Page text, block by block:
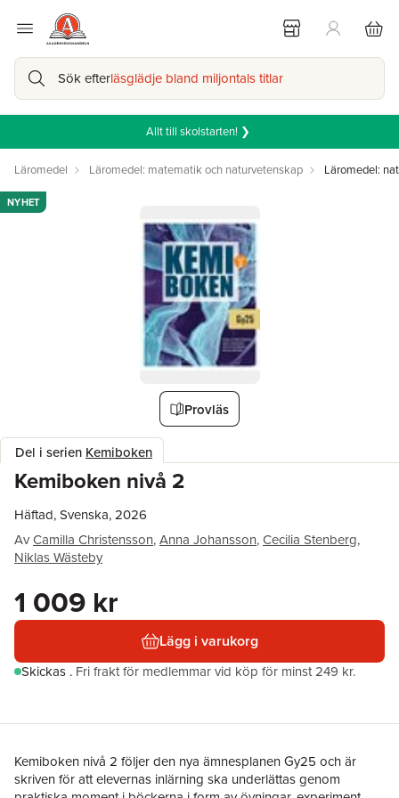
Sök efterläsglädje bland miljontals titlar
Allt till skolstarten! ❯
Läromedel Läromedel: matematik och naturvetenskap Läromedel:
Provläs
Del i serien Kemiboken
Kemiboken nivå 2
NYHET
Häftad, Svenska, 2026
AvCamilla Christensson,Anna Johansson,Cecilia Stenberg,
Niklas Wästeby
1 009 kr
Lägg i varukorg
Skickas . Fri frakt för medlemmar vid köp för minst 249 kr.
Kemiboken nivå 2 följer den nya ämnesplanen Gy25 och är
skriven för att elevernas inlärning ska underlättas genom